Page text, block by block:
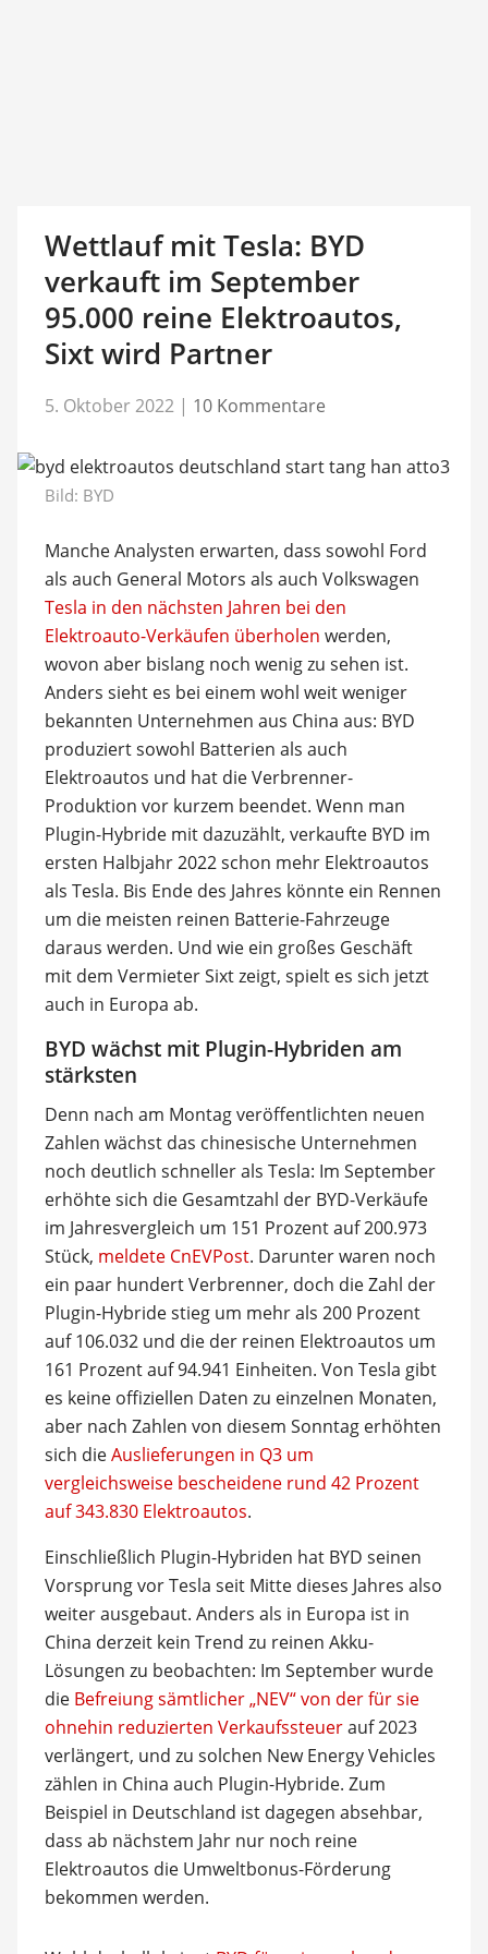
Wettlauf mit Tesla: BYD
verkauft im September
95.000 reine Elektroautos,
Sixt wird Partner
5. Oktober 2022 | 10 Kommentare
Bild: BYD
Manche Analysten erwarten, dass sowohl Ford
als auch General Motors als auch Volkswagen
Tesla in den nächsten Jahren bei den
Elektroauto-Verkäufen überholen werden,
wovon aber bislang noch wenig zu sehen ist.
Anders sieht es bei einem wohl weit weniger
bekannten Unternehmen aus China aus: BYD
produziert sowohl Batterien als auch
Elektroautos und hat die Verbrenner-
Produktion vor kurzem beendet. Wenn man
Plugin-Hybride mit dazuzählt, verkaufte BYD im
ersten Halbjahr 2022 schon mehr Elektroautos
als Tesla. Bis Ende des Jahres könnte ein Rennen
um die meisten reinen Batterie-Fahrzeuge
daraus werden. Und wie ein großes Geschäft
mit dem Vermieter Sixt zeigt, spielt es sich jetzt
auch in Europa ab.
BYD wächst mit Plugin-Hybriden am
stärksten
Denn nach am Montag veröffentlichten neuen
Zahlen wächst das chinesische Unternehmen
noch deutlich schneller als Tesla: Im September
erhöhte sich die Gesamtzahl der BYD-Verkäufe
im Jahresvergleich um 151 Prozent auf 200.973
Stück, meldete CnEVPost. Darunter waren noch
ein paar hundert Verbrenner, doch die Zahl der
Plugin-Hybride stieg um mehr als 200 Prozent
auf 106.032 und die der reinen Elektroautos um
161 Prozent auf 94.941 Einheiten. Von Tesla gibt
es keine offiziellen Daten zu einzelnen Monaten,
aber nach Zahlen von diesem Sonntag erhöhten
sich dieAuslieferungen in Q3 um
vergleichsweise bescheidene rund 42 Prozent
auf 343.830 Elektroautos.
Einschließlich Plugin-Hybriden hat BYD seinen
Vorsprung vor Tesla seit Mitte dieses Jahres also
weiter ausgebaut. Anders als in Europa ist in
China derzeit kein Trend zu reinen Akku-
Lösungen zu beobachten: Im September wurde
die Befreiung sämtlicher „NEV“ von der für sie
ohnehin reduzierten Verkaufssteuerauf 2023
verlängert, und zu solchen New Energy Vehicles
zählen in China auch Plugin-Hybride. Zum
Beispiel in Deutschland ist dagegen absehbar,
dass ab nächstem Jahr nur noch reine
Elektroautos die Umweltbonus-Förderung
bekommen werden.